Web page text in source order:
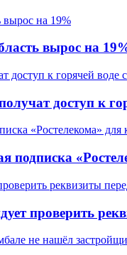
вырос на
доступ к
подписка
проверить